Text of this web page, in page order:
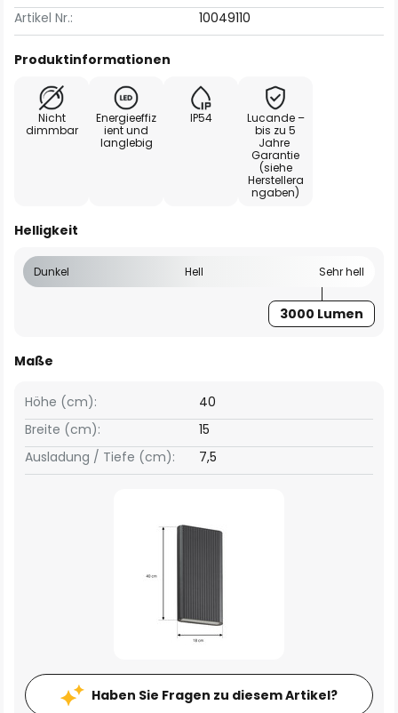
Artikel Nr.:
10049110
Produktinformationen
Nicht
dimmbar
Energieeffiz
ient und
langlebig
IP54
Lucande –
bis zu 5
Jahre
Garantie
(siehe
Herstellera
ngaben)
Helligkeit
Dunkel Hell Sehr hell
3000 Lumen
Maße
Breite (cm): 15
Höhe (cm): 40
Ausladung / Tiefe (cm): 7,5
Haben Sie Fragen zu diesem Artikel?